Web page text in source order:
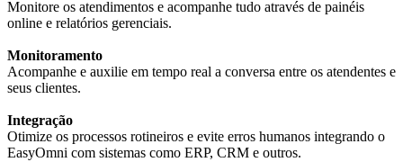
Monitore os atendimentos e acompanhe tudo através de painéis
online e relatórios gerenciais.
Monitoramento
Acompanhe e auxilie em tempo real a conversa entre os atendentes e
seus clientes.
Integração
Otimize os processos rotineiros e evite erros humanos integrando o
EasyOmni com sistemas como ERP, CRM e outros.